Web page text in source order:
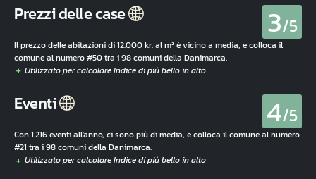
Prezzi delle case 3/5
Il prezzo delle abitazioni di 12.000 kr. al m² è vicino a media, e colloca il
comune al numero #50 tra i 98 comuni della Danimarca.
Eventi 4/5
Con 1.216 eventi all'anno, ci sono più di media, e colloca il comune al numero
#21 tra i 98 comuni della Danimarca.